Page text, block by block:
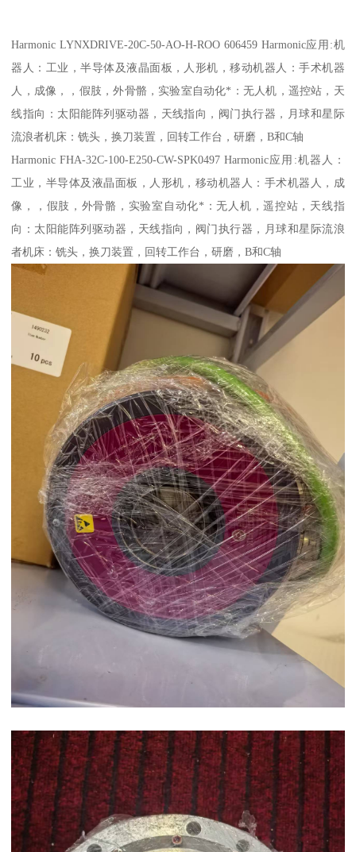
Harmonic LYNXDRIVE-20C-50-AO-H-ROO 606459 Harmonic应用:机
器人：工业，半导体及液晶面板，人形机，移动机器人：手术机器
人，成像，，假肢，外骨骼，实验室自动化*：无人机，遥控站，天
线指向：太阳能阵列驱动器，天线指向，阀门执行器，月球和星际
流浪者机床：铣头，换刀装置，回转工作台，研磨，B和C轴
Harmonic FHA-32C-100-E250-CW-SPK0497 Harmonic应用:机器人：
工业，半导体及液晶面板，人形机，移动机器人：手术机器人，成
像，，假肢，外骨骼，实验室自动化*：无人机，遥控站，天线指
向：太阳能阵列驱动器，天线指向，阀门执行器，月球和星际流浪
者机床：铣头，换刀装置，回转工作台，研磨，B和C轴